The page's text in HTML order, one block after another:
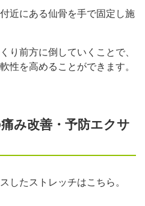
近にある仙骨を手で固定し施
り前方に倒していくことで、
性を高めることができます。
み改善・予防エクサ
したストレッチはこちら。